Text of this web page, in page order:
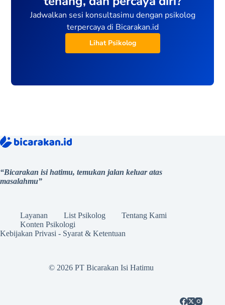
Jadwalkan sesi konsultasimu dengan psikolog
terpercaya di Bicarakan.id
Lihat Psikolog
“Bicarakan isi hatimu, temukan jalan keluar atas
masalahmu”
Layanan List Psikolog
Tentang Kami
Konten Psikologi
Kebijakan Privasi - Syarat & Ketentuan
© 2026 PT Bicarakan Isi Hatimu